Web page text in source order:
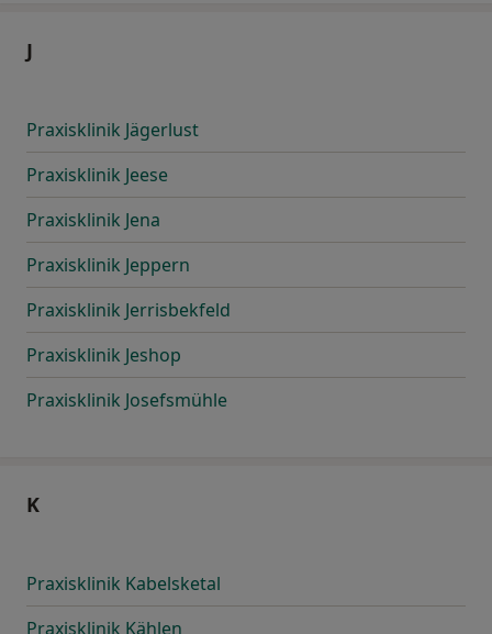
J
Praxisklinik Jägerlust
Praxisklinik Jeese
Praxisklinik Jena
Praxisklinik Jeppern
Praxisklinik Jerrisbekfeld
Praxisklinik Jeshop
Praxisklinik Josefsmühle
K
Praxisklinik Kabelsketal
Praxisklinik Kählen